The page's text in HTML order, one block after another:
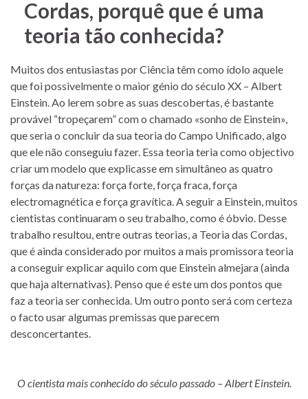
Cordas, porquê que é uma
teoria tão conhecida?
Muitos dos entusiastas por Ciência têm como ídolo aquele
que foi possivelmente o maior génio do século XX – Albert
Einstein. Ao lerem sobre as suas descobertas, é bastante
provável “tropeçarem” com o chamado «sonho de Einstein»,
que seria o concluir da sua teoria do Campo Unificado, algo
que ele não conseguiu fazer. Essa teoria teria como objectivo
criar um modelo que explicasse em simultâneo as quatro
forças da natureza: força forte, força fraca, força
electromagnética e força gravítica. A seguir a Einstein, muitos
cientistas continuaram o seu trabalho, como é óbvio. Desse
trabalho resultou, entre outras teorias, a Teoria das Cordas,
que é ainda considerado por muitos a mais promissora teoria
a conseguir explicar aquilo com que Einstein almejara (ainda
que haja alternativas). Penso que é este um dos pontos que
faz a teoria ser conhecida. Um outro ponto será com certeza
o facto usar algumas premissas que parecem
desconcertantes.
O cientista mais conhecido do século passado – Albert Einstein.